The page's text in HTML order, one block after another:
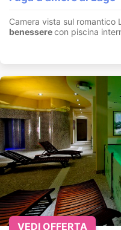
Camera vista sul romantico
benesserecon piscina
VEDI OFFERTA